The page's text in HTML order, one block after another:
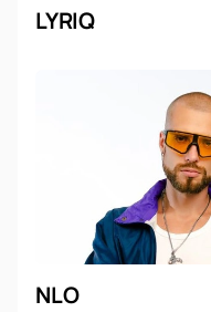
LYRIQ
NLO